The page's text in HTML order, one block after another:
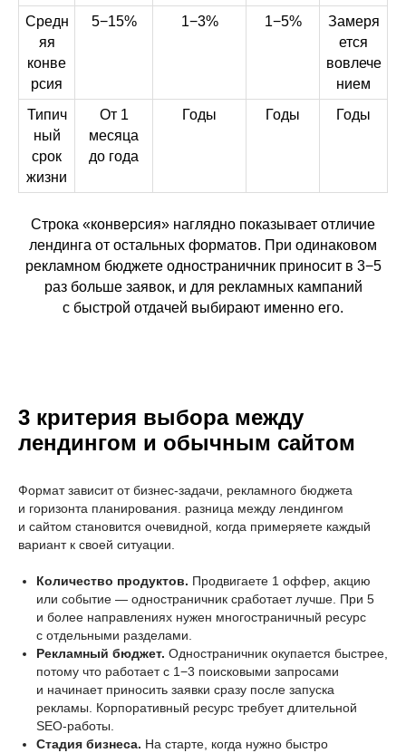
Средн
яя
конве
рсия
5−15% 1−3% 1−5%
Замеря
ется
вовлече
нием
Типич
ный
срок
жизни
От 1
месяца
до года
Годы Годы Годы
Строка «конверсия» наглядно показывает отличие
лендинга от остальных форматов. При одинаковом
рекламном бюджете одностраничник приносит в 3−5
раз больше заявок, и для рекламных кампаний
с быстрой отдачей выбирают именно его.
3 критерия выбора между
лендингом и обычным сайтом
Формат зависит от бизнес-задачи, рекламного бюджета
и горизонта планирования. разница между лендингом
и сайтом становится очевидной, когда примеряете каждый
вариант к своей ситуации.
Количество продуктов. Продвигаете 1 оффер, акцию
или событие — одностраничник сработает лучше. При 5
и более направлениях нужен многостраничный ресурс
с отдельными разделами.
Рекламный бюджет. Одностраничник окупается быстрее,
потому что работает с 1−3 поисковыми запросами
и начинает приносить заявки сразу после запуска
рекламы. Корпоративный ресурс требует длительной
SEO-работы.
Стадия бизнеса. На старте, когда нужно быстро